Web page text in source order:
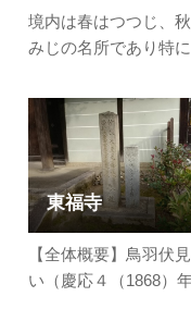
境内は春はつつじ、
みじの名所であり特
東福寺
【全体概要】鳥羽伏
い（慶応４（1868）